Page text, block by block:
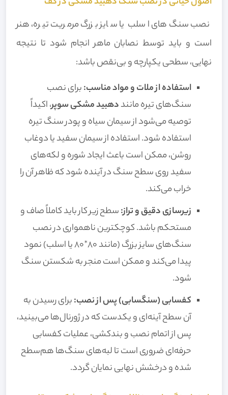
نصب سنگ‌های اسلب یا سایز بزرگ مرمریت تیره، هنر
است و باید توسط نصابان ماهر انجام شود تا نتیجه
نهایی، سطحی یکپارچه و بی‌نقص باشد:
استفاده از ملات و مواد مناسب:برای نصب
سنگ‌های تیره ماننددهبید مشکی سوپر، اکیداً
توصیه می‌شود از سیمان سیاه و پودر سنگ تیره
استفاده شود. استفاده از سیمان سفید یا دوغاب
روشن، ممکن است باعث ایجاد شوره و لکه‌های
سفید روی سطح سنگ در آینده شود که ظاهر آن را
خراب می‌کند.
زیرسازی دقیق و تراز:سطح زیر کار باید کاملاً صاف و
مستحکم باشد. کوچکترین ناهمواری در نصب
سنگ‌های سایز بزرگ (مانند 80*80 یا اسلب) نمود
پیدا می‌کند و ممکن است منجر به شکستن سنگ
شود.
کفسابی (سنگسابی) پس از نصب:برای رسیدن به
آن سطح آینه‌ای و یکدست که در ژورنال‌ها می‌بینید،
پس از اتمام نصب و بندکشی، عملیات کفسابی
حرفه‌ای ضروری است تا لبه‌های سنگ‌ها هم‌سطح
شده و درخشش نهایی نمایان گردد.